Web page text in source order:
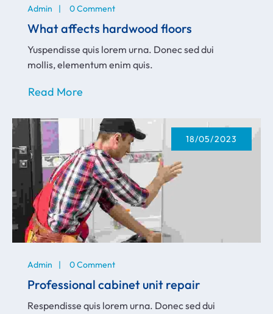
Admin 0 Comment
What affects hardwood floors
Yuspendisse quis lorem urna. Donec sed dui
mollis, elementum enim quis.
Read More
18/05/2023
Admin 0 Comment
Professional cabinet unit repair
Respendisse quis lorem urna. Donec sed dui